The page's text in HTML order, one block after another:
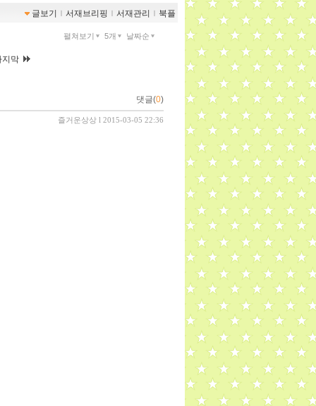
글보기 ｌ 서재브리핑 ｌ 서재관리 ｌ 북플
펼쳐보기 5개 날짜순
지막
댓글(0)
즐거운상상 l 2015-03-05 22:36